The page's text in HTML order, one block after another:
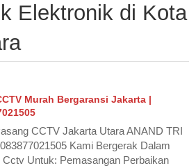
Elektronik di Kota
Murah Bergaransi Jakarta |
CCTV Jakarta Utara ANAND TRI
Kami Bergerak Dalam
Cctv Untuk: Pemasangan Perbaikan